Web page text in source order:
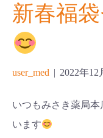
新春福
user_med | 2022年12
いつもみさき薬局
います